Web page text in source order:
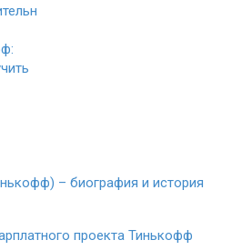
– биография и история
проекта Тинькофф